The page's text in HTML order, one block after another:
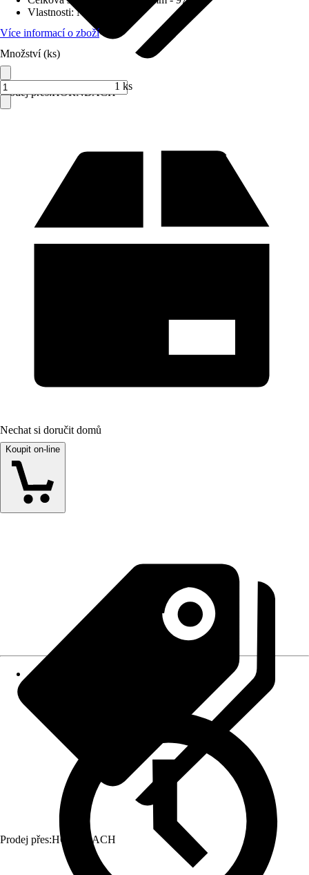
Prodej přes:HORNBACH
Vlastnosti:Nerezavějící
Více informací o zboží
Množství (ks)
1 ks
Nechat si doručit domů
Koupit on-line
Prodej přes:HORNBACH